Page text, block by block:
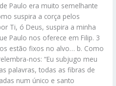
Paulo era muito semelhante
suspira a corça pelos
Ti, ó Deus, suspira a minha
Paulo nos oferece em Filip. 3
estão fixos no alvo… b. Como
nos: “Eu subjugo meu
palavras, todas as fibras de
num único e santo